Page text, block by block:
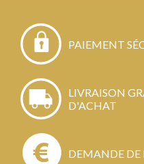
PAIEMENT
LIVRAISON
D'ACHAT
DEMANDE DE